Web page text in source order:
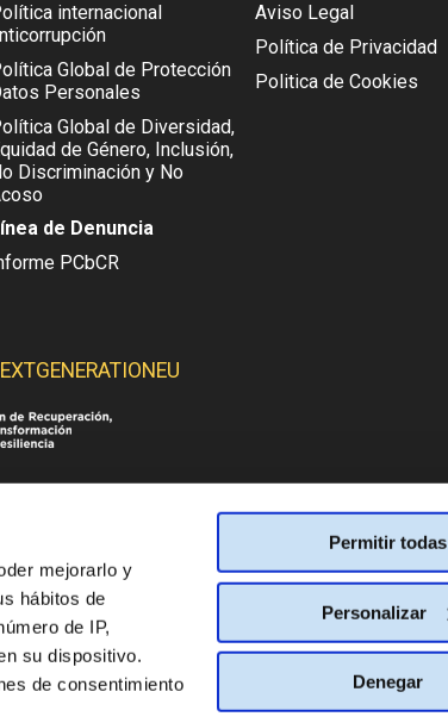
mejorarlo y
hábitos de
de IP,
su dispositivo.
de consentimiento
Permitir todas
Personalizar
Denegar
internacional
Global de Protección
Personales
Global de Diversidad,
de Género, Inclusión,
Discriminación y No
de Denuncia
PCbCR
Aviso Legal
Política de Privacidad
Politica de Cookies